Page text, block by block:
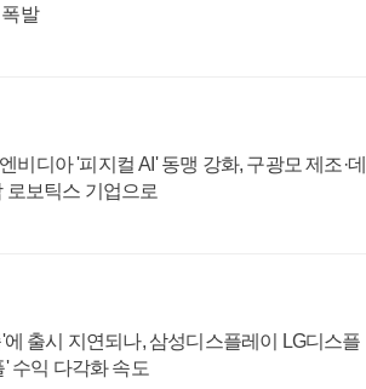
발
비디아 '피지컬 AI' 동맹 강화, 구광모 제조·데
로보틱스 기업으로
출시 지연되나, 삼성디스플레이 LG디스플
수익 다각화 속도